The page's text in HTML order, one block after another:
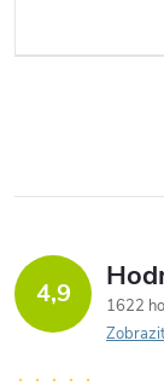
4,9
1622